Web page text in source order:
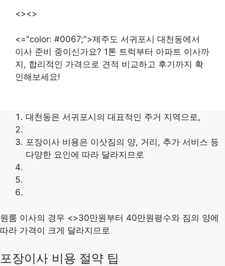
<><>
<="color: #0067;">제주도 서귀포시 대천동에서
이사 준비 중이신가요? 1톤 트럭부터 아파트 이사까
지, 합리적인 가격으로 견적 비교하고 후기까지 확
인해보세요!
대천동은 서귀포시의 대표적인 주거 지역으로,
포장이사 비용은 이삿짐의 양, 거리, 추가 서비스 등
다양한 요인에 따라 달라지므로
원룸 이사의 경우 <>30만원부터 40만원평수와 짐의 양에
따라 가격이 크게 달라지므로
포장이사 비용 절약 팁